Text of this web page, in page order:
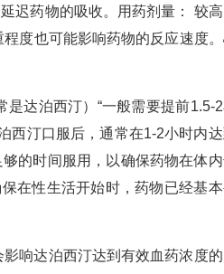
迟药物的吸收。用药剂量： 较
度也可能影响药物的反应速度
达泊西汀）“一般需要提前1.5-
西汀口服后，通常在1-2小时内达
的时间服用，以确保药物在体
在性生活开始时，药物已经基
响达泊西汀达到有效血药浓度